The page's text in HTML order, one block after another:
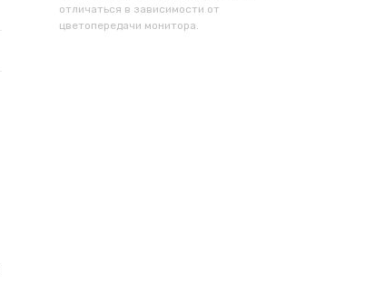
отличаться в зависимости от
цветопередачи монитора.